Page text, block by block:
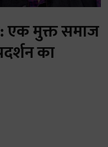
एक मुक्त समाज
का